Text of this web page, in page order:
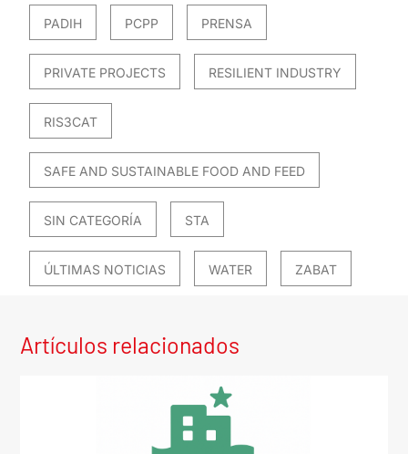
PADIH PCPP PRENSA
PRIVATE PROJECTS RESILIENT INDUSTRY
RIS3CAT
SAFE AND SUSTAINABLE FOOD AND FEED
SIN CATEGORÍA STA
ÚLTIMAS NOTICIAS WATER ZABAT
Artículos relacionados